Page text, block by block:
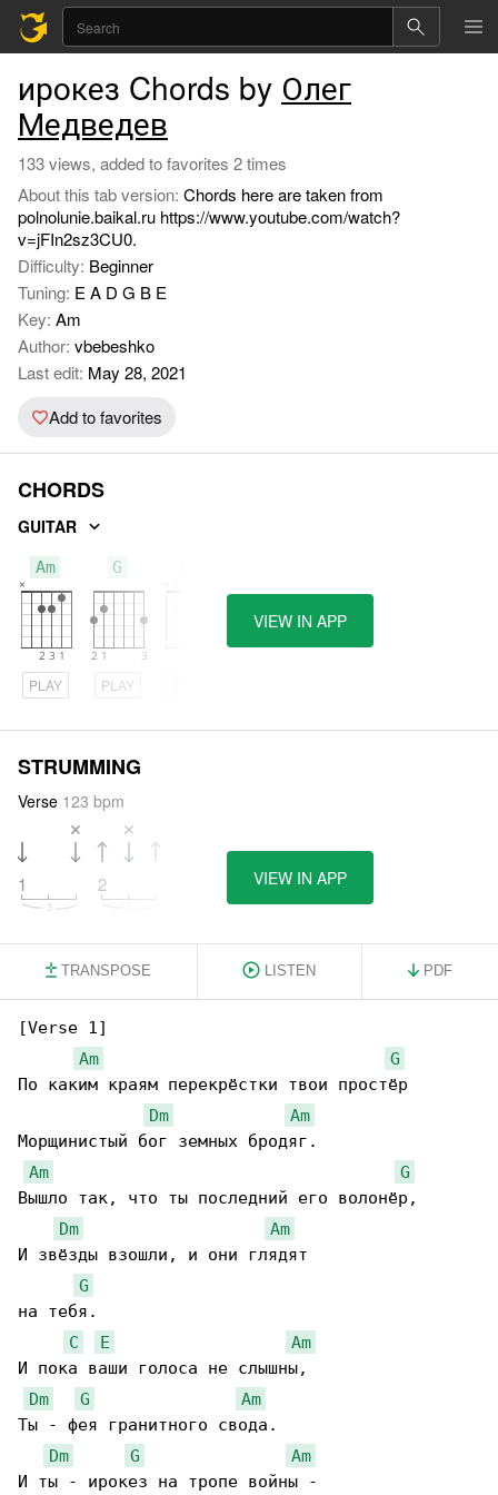
ирокез Chords by Олег
Медведев
133 views, added to favorites 2 times
About this tab version: Chords here are taken from
polnolunie.baikal.ru https://www.youtube.com/watch?
v=jFIn2sz3CU0.
Difficulty: Beginner
Tuning: E A D G B E
Key: Am
Author: vbebeshko
Last edit: May 28, 2021
Add to favorites
CHORDS
GUITAR
Am
PLAY
G
PLAY
VIEW IN APP
STRUMMING
Verse 123 bpm
1 2 VIEW IN APP
TRANSPOSE LISTEN PDF
[Verse 1]
Am
G
По каким краям перекрёстки твои простёр
Dm
Am
Морщинистый бог земных бродяг.
Am
G
Вышло так, что ты последний его волонёр,
Dm
Am
И звёзды взошли, и они глядят
G
на тебя.
C
E
Am
И пока ваши голоса не слышны,
Dm
G
Am
Ты - фея гранитного свода.
Dm
G
Am
И ты - ирокез на тропе войны -